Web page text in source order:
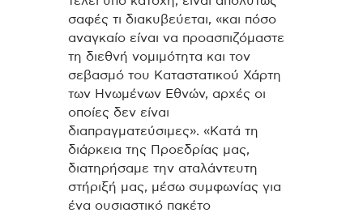
σαφές τι διακυβεύεται, «και πόσο
αναγκαίο είναι να προασπιζόμαστε
τη διεθνή νομιμότητα και τον
σεβασμό του Καταστατικού Χάρτη
των Ηνωμένων Εθνών, αρχές οι
οποίες δεν είναι
διαπραγματεύσιμες». «Κατά τη
διάρκεια της Προεδρίας μας,
διατηρήσαμε την αταλάντευτη
στήριξή μας, μέσω συμφωνίας για
ένα ουσιαστικό πακέτο